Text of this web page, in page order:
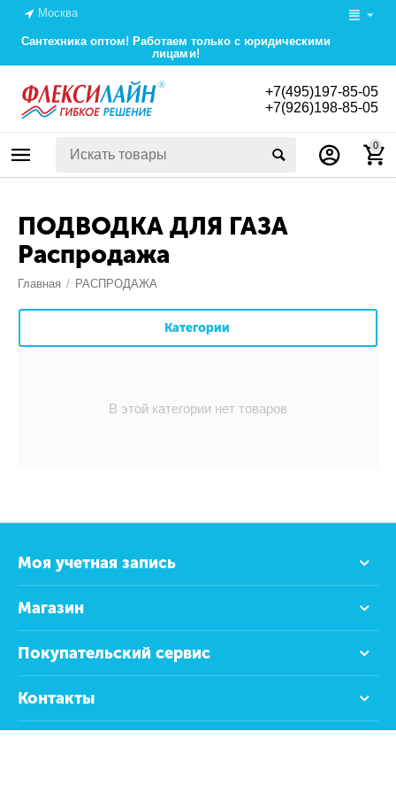
Москва
Сантехника оптом! Работаем только с юридическими
лицами!
+7(495)197-85-05
+7(926)198-85-05
0
ПОДВОДКА ДЛЯ ГАЗА
Распродажа
Главная / РАСПРОДАЖА
Категории
В этой категории нет товаров
Моя учетная запись
Магазин
Покупательский сервис
Контакты